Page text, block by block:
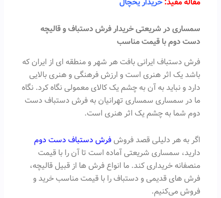
سمساری در شریعتی خریدار فرش دستباف و قالیچه
دست دوم با قیمت مناسب
فرش دستباف ایرانی بافت هر شهر و منطقه ای از ایران که
باشد یک اثر هنری است و ارزش فرهنگی و هنری بالایی
دارد و نباید به آن به چشم یک کالای معمولی نگاه کرد. نگاه
ما در سمساری سمساری تهرانیان به فرش دستباف دست
دوم شما به چشم یک اثر هنری است.
اگر به هر دلیلی قصد فروشفرش دستباف دست دوم
دارید، سمساری شریعتی آماده است تا آن را با قیمت
منصفانه خریداری کند. ما انواع فرش ها از قبیل قالیچه،
فرش های قدیمی و دستباف را با قیمت مناسب خرید و
فروش می‌کنیم.